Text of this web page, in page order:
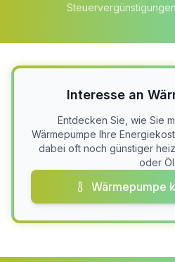
Interesse an
Entdecken Sie, wie Sie
Wärmepumpe Ihre
dabei oft noch günstiger
oder Öl.
Wärmepumpe